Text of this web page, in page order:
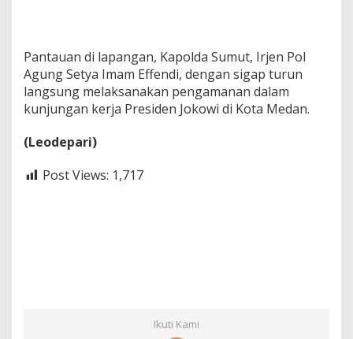
Pantauan di lapangan, Kapolda Sumut, Irjen Pol
Agung Setya Imam Effendi, dengan sigap turun
langsung melaksanakan pengamanan dalam
kunjungan kerja Presiden Jokowi di Kota Medan.
(Leodepari)
Post Views: 1,717
Ikuti Kami